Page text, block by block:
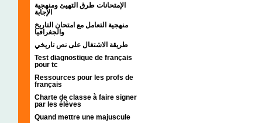
الإمتحانات طرق التهيئ ومنهجية
الإجابة
منهجية التعامل مع امتحان التاريخ
والجغرافيا
طريقة الاشتغال على نص تاريخي
Test diagnostique de français
pour tc
Ressources pour les profs de
français
Charte de classe à faire signer
par les élèves
Quand mettre une majuscule